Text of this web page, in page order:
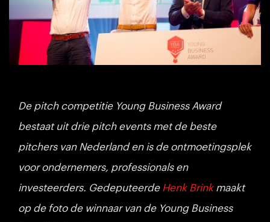
De pitch competitie Young Business Award
bestaat uit drie pitch events met de beste
pitchers van Nederland en is de ontmoetingsplek
voor ondernemers, professionals en
investeerders. Gedeputeerde Henk Brinkmaakt
op de foto de winnaar van de Young Business